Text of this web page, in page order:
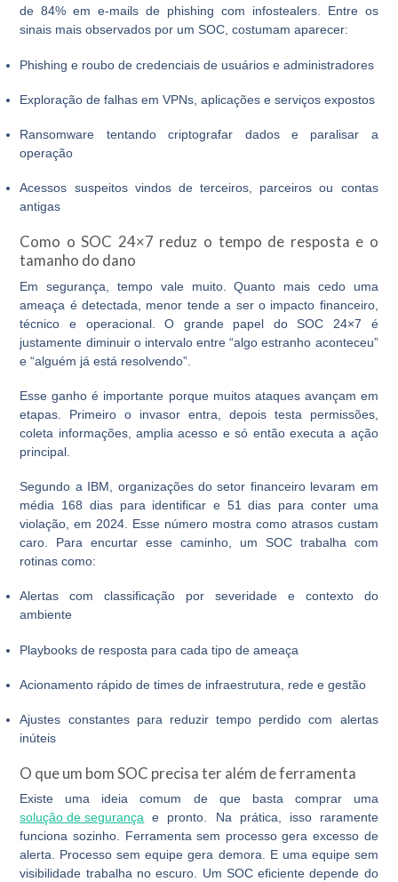
de 84% em e-mails de phishing com infostealers. Entre os
sinais mais observados por um SOC, costumam aparecer:
Phishing e roubo de credenciais de usuários e administradores
Exploração de falhas em VPNs, aplicações e serviços expostos
Ransomware tentando criptografar dados e paralisar a
operação
Acessos suspeitos vindos de terceiros, parceiros ou contas
antigas
Como o SOC 24×7 reduz o tempo de resposta e o
tamanho do dano
Em segurança, tempo vale muito. Quanto mais cedo uma
ameaça é detectada, menor tende a ser o impacto financeiro,
técnico e operacional. O grande papel doSOC 24×7 é
justamente diminuir o intervalo entre “algo estranho aconteceu”
e “alguém já está resolvendo”.
Esse ganho é importante porque muitos ataques avançam em
etapas. Primeiro o invasor entra, depois testa permissões,
coleta informações, amplia acesso e só então executa a ação
principal.
Segundo a IBM, organizações do setor financeiro levaram em
média 168 dias para identificar e 51 dias para conter uma
violação, em 2024. Esse número mostra como atrasos custam
caro. Para encurtar esse caminho, um SOC trabalha com
rotinas como:
Alertas com classificação por severidade e contexto do
ambiente
Playbooks de resposta para cada tipo de ameaça
Acionamento rápido de times de infraestrutura, rede e gestão
Ajustes constantes para reduzir tempo perdido com alertas
inúteis
O que um bom SOC precisa ter além de ferramenta
Existe uma ideia comum de que basta comprar uma
solução de segurança e pronto. Na prática, isso raramente
funciona sozinho. Ferramenta sem processo gera excesso de
alerta. Processo sem equipe gera demora. E uma equipe sem
visibilidade trabalha no escuro. Um SOC eficiente depende do